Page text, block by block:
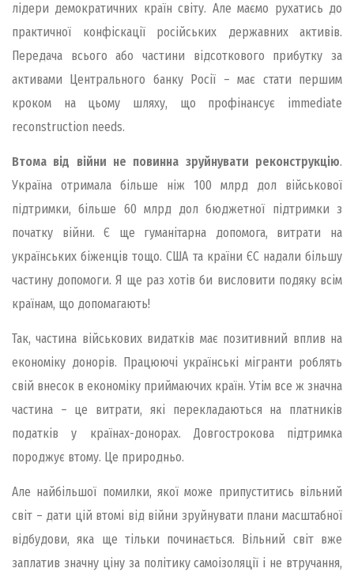
лідери демократичних країн світу. Але маємо рухатись до
практичної конфіскації російських державних активів.
Передача всього або частини відсоткового прибутку за
активами Центрального банку Росії – має стати першим
кроком на цьому шляху, що профінансує immediate
reconstruction needs.
Втома від війни не повинна зруйнувати реконструкцію.
Україна отримала більше ніж 100 млрд дол військової
підтримки, більше 60 млрд дол бюджетної підтримки з
початку війни. Є ще гуманітарна допомога, витрати на
українських біженців тощо. США та країни ЄС надали більшу
частину допомоги. Я ще раз хотів би висловити подяку всім
країнам, що допомагають!
Так, частина військових видатків має позитивний вплив на
економіку донорів. Працюючі українські мігранти роблять
свій внесок в економіку приймаючих країн. Утім все ж значна
частина – це витрати, які перекладаються на платників
податків у країнах-донорах. Довгострокова підтримка
породжує втому. Це природньо.
Але найбільшої помилки, якої може припуститись вільний
світ – дати цій втомі від війни зруйнувати плани масштабної
відбудови, яка ще тільки починається. Вільний світ вже
заплатив значну ціну за політику самоізоляції і не втручання,